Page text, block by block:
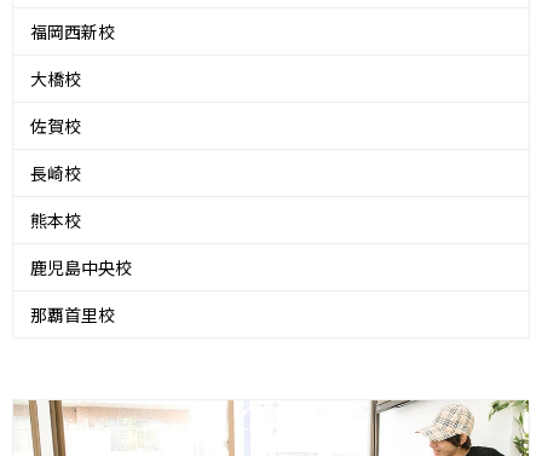
福岡西新校
大橋校
佐賀校
長崎校
熊本校
鹿児島中央校
那覇首里校